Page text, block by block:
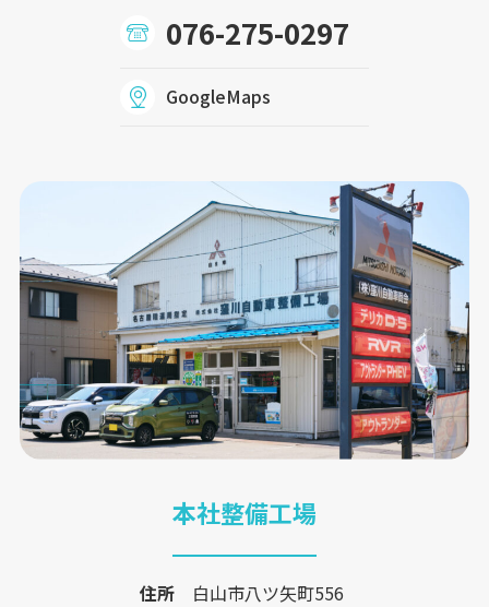
076-275-0297
GoogleMaps
本社整備工場
住所
白山市八ツ矢町556